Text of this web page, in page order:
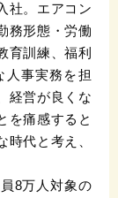
社。エアコン
務形態・労働
育訓練、福利
人事実務を担
経営が良くな
を痛感すると
代と考え、
8万人対象の